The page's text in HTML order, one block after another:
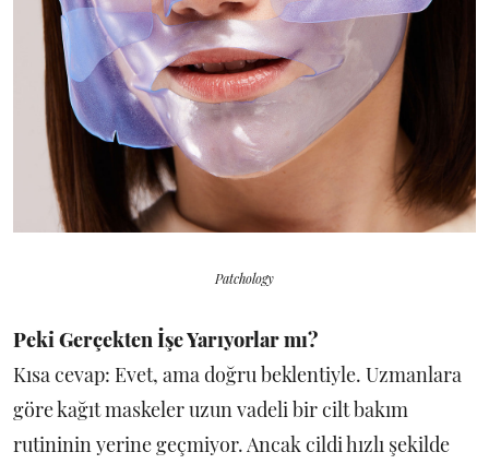
Patchology
Peki Gerçekten İşe Yarıyorlar mı?
Kısa cevap: Evet, ama doğru beklentiyle. Uzmanlara
göre kağıt maskeler uzun vadeli bir cilt bakım
rutininin yerine geçmiyor. Ancak cildi hızlı şekilde